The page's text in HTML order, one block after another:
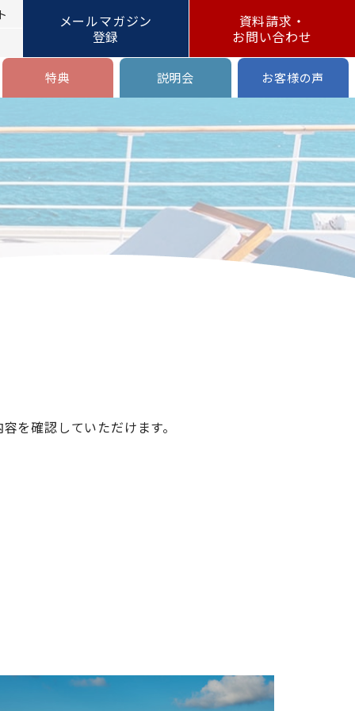
メールマガジン
登録
資料請求・
お問い合わせ
特典 説明会 お客様の声
を確認していただけます。